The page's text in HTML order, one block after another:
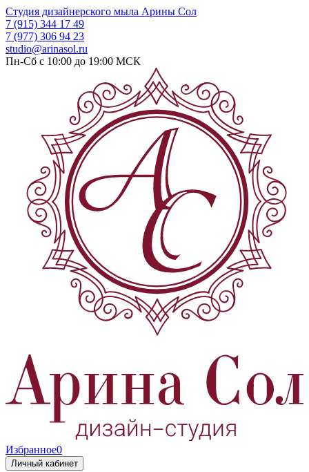
Студия дизайнерского мыла Арины Сол
7 (915) 344 17 49
7 (977) 306 94 23
studio@arinasol.ru
Пн-Сб с 10:00 до 19:00 МСК
Избранное0
Личный кабинет